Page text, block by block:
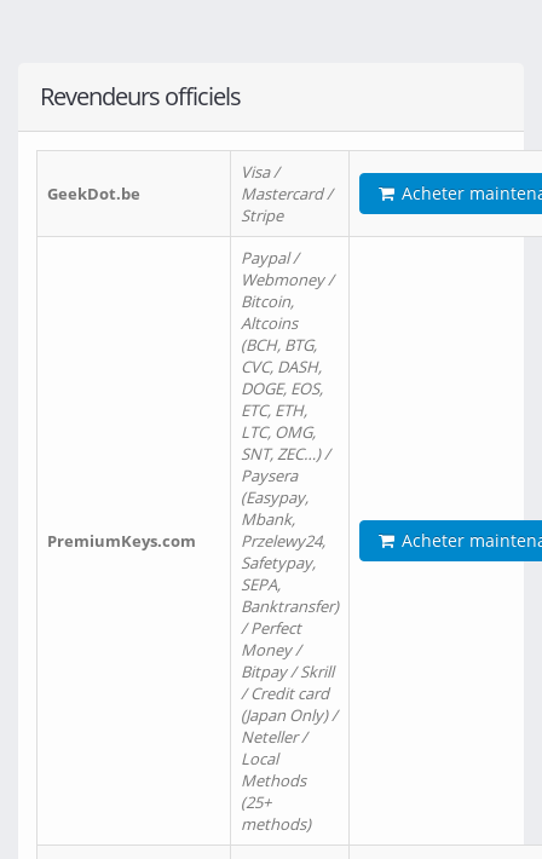
Revendeurs officiels
GeekDot.be
Visa /
Mastercard /
Stripe
Acheter
PremiumKeys.com
Paypal /
Webmoney /
Bitcoin,
Altcoins
(BCH, BTG,
CVC, DASH,
DOGE, EOS,
ETC, ETH,
LTC, OMG,
SNT, ZEC…) /
Paysera
(Easypay,
Mbank,
Przelewy24,
Safetypay,
SEPA,
Banktransfer)
/ Perfect
Money /
Bitpay / Skrill
/ Credit card
(Japan Only) /
Neteller /
Local
Methods
(25+
methods)
Acheter